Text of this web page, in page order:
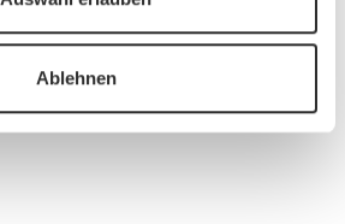
Ablehnen